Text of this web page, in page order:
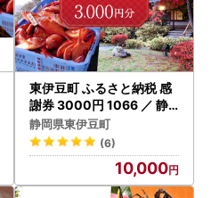
東伊豆町 ふるさと納税 感
謝券 3000円 1066 ／ 静
岡県 旅行 宿泊 食事 観光
チケット クーポン 補助 リ
フォーム ホテル 動物園 海
鮮 みかん 金目鯛 稲取 熱川
ギフト 土産
静岡県東伊豆町
(6)
10,000